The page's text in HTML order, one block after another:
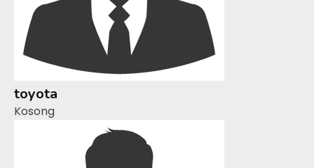
toyota
Kosong